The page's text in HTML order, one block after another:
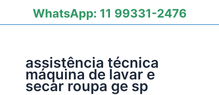
WhatsApp: 11 99331-2476
assistência técnica
máquina de lavar e
secar roupa ge sp